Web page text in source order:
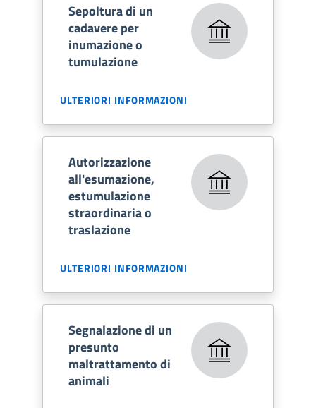
Sepoltura di un
cadavere per
inumazione o
tumulazione
ULTERIORI INFORMAZIONI
Autorizzazione
all'esumazione,
estumulazione
straordinaria o
traslazione
ULTERIORI INFORMAZIONI
Segnalazione di un
presunto
maltrattamento di
animali